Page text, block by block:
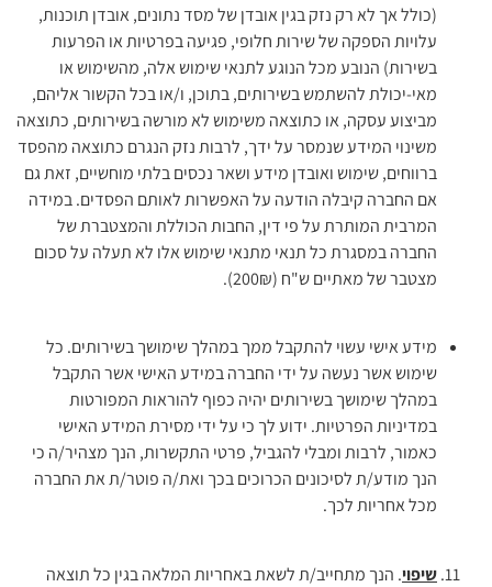
(כולל אך לא רק נזק בגין אובדן של מסד נתונים, אובדן תוכנות,
עלויות הספקה של שירות חלופי, פגיעה בפרטיות או הפרעות
בשירות) הנובע מכל הנוגע לתנאי שימוש אלה, מהשימוש או
מאי-יכולת להשתמש בשירותים, בתוכן, ו/או בכל הקשור אליהם,
מביצוע עסקה, או כתוצאה משימוש לא מורשה בשירותים, כתוצאה
משינוי המידע שנמסר על ידך, לרבות נזק הנגרם כתוצאה מהפסד
ברווחים, שימוש ואובדן מידע ושאר נכסים בלתי מוחשיים, זאת גם
אם החברה קיבלה הודעה על האפשרות לאותם הפסדים. במידה
המרבית המותרת על פי דין, החבות הכוללת והמצטברת של
החברה במסגרת כל תנאי מתנאי שימוש אלו לא תעלה על סכום
מצטבר של מאתיים ש"ח (200₪).
מידע אישי עשוי להתקבל ממך במהלך שימושך בשירותים. כל
שימוש אשר נעשה על ידי החברה במידע האישי אשר התקבל
במהלך שימושך בשירותים יהיה כפוף להוראות המפורטות
במדיניות הפרטיות. ידוע לך כי על ידי מסירת המידע האישי
כאמור, לרבות ומבלי להגביל, פרטי התקשרות, הנך מצהיר/ה כי
הנך מודע/ת לסיכונים הכרוכים בכך ואת/ה פוטר/ת את החברה
מכל אחריות לכך.
שיפוי. הנך מתחייב/ת לשאת באחריות המלאה בגין כל תוצאה